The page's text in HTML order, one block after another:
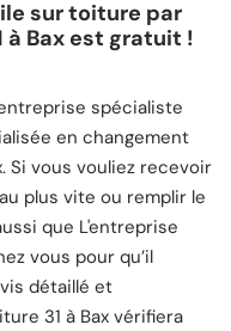
sur toiture par
à Bax est gratuit !
spécialiste
en changement
Si vous vouliez recevoir
plus vite ou remplir le
que L'entreprise
vous pour qu’il
détaillé et
31 à Bax vérifiera